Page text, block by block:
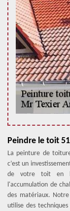
Peindre le toit
La peinture de
c’est un
de votre toit en
l'accumulation de
des matériaux.
utilise des